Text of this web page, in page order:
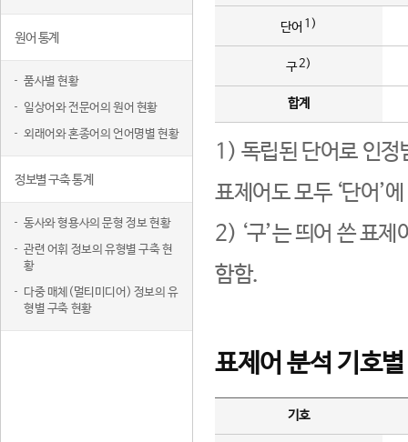
원어 통계
품사별 현황
일상어와 전문어의 원어 현황
외래어와 혼종어의 언어명별 현황
정보별 구축 통계
동사와 형용사의 문형 정보 현황
관련 어휘 정보의 유형별 구축 현
황
다중 매체(멀티미디어) 정보의 유
형별 구축 현황
단어 1)
구2)
합계
1) 독립된 단어로 인정
표제어도 모두 ‘단어’
2) ‘구’는 띄어 쓴 표
함함.
표제어 분석 기호
기호